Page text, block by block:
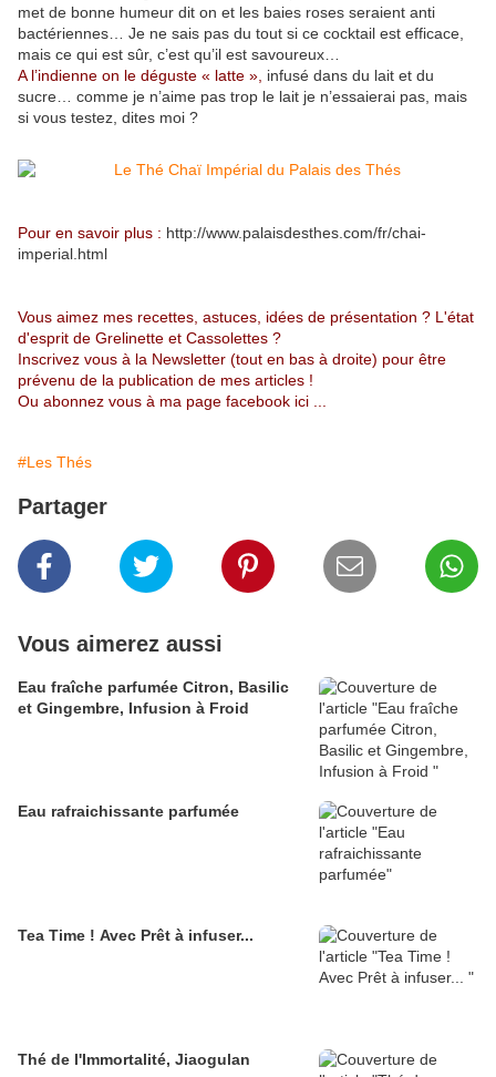
met de bonne humeur dit on et les baies roses seraient anti
bactériennes… Je ne sais pas du tout si ce cocktail est efficace,
mais ce qui est sûr, c’est qu’il est savoureux…
A l’indienne on le déguste « latte », infusé dans du lait et du
sucre… comme je n’aime pas trop le lait je n’essaierai pas, mais
si vous testez, dites moi ?
Pour en savoir plus : http://www.palaisdesthes.com/fr/chai-
imperial.html
Vous aimez mes recettes, astuces, idées de présentation ? L'état
d'esprit de Grelinette et Cassolettes ?
Inscrivez vous à la Newsletter (tout en bas à droite) pour être
prévenu de la publication de mes articles !
Ou abonnez vous à ma page facebook ici
#Les Thés
Partager
Vous aimerez aussi
Eau fraîche parfumée Citron, Basilic
et Gingembre, Infusion à Froid
Eau rafraichissante parfumée
Tea Time ! Avec Prêt à infuser...
Thé de l'Immortalité, Jiaogulan